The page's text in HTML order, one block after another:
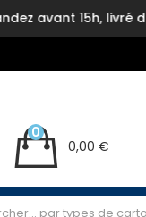
15h, livré demain.
0,00 €
0